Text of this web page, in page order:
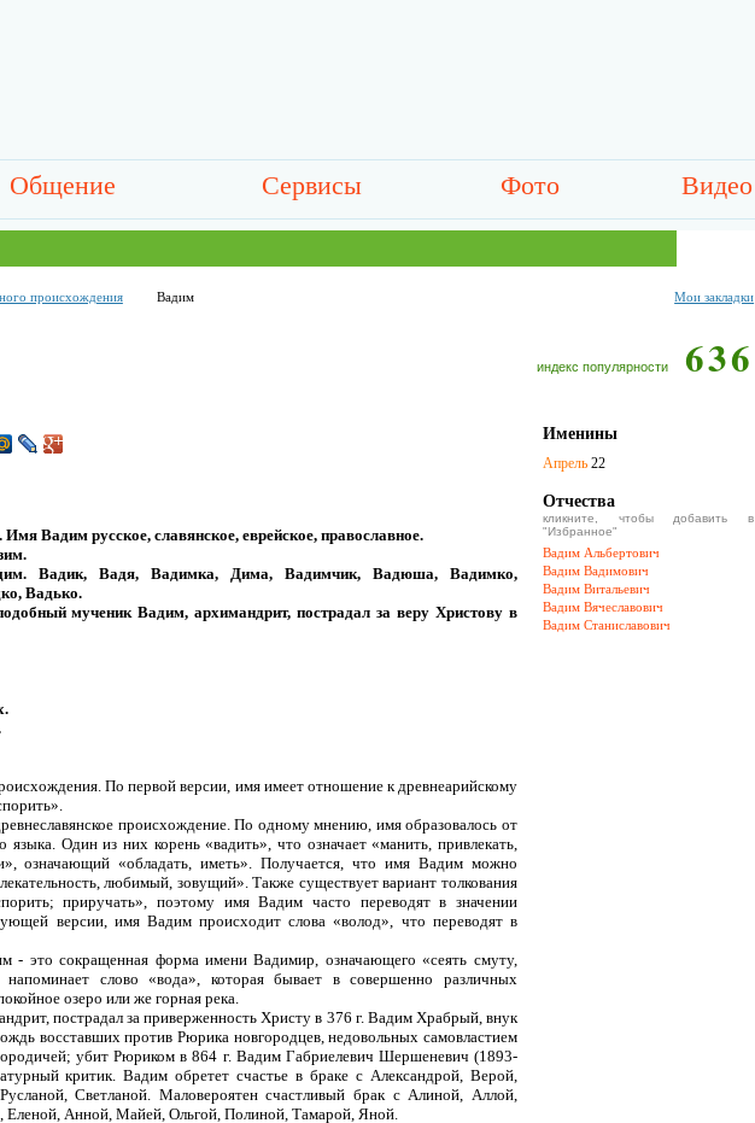
Общение Сервисы Фото Видео
происхождения Вадим Мои закладки
индекс популярности 636
Вадим русское, славянское, еврейское, православное.
Вадик, Вадя, Вадимка, Дима, Вадимчик, Вадюша, Вадимко,
Вадько.
мученик Вадим, архимандрит, пострадал за веру Христову в
По первой версии, имя имеет отношение к древнеарийскому
происхождение. По одному мнению, имя образовалось от
языка. Один из них корень «вадить», что означает «манить, привлекать,
означающий «обладать, иметь». Получается, что имя Вадим можно
любимый, зовущий». Также существует вариант толкования
приручать», поэтому имя Вадим часто переводят в значении
версии, имя Вадим происходит слова «волод», что переводят в
- это сокращенная форма имени Вадимир, означающего «сеять смуту,
слово «вода», которая бывает в совершенно различных
озеро или же горная река.
пострадал за приверженность Христу в 376 г. Вадим Храбрый, внук
восставших против Рюрика новгородцев, недовольных самовластием
убит Рюриком в 864 г. Вадим Габриелевич Шершеневич (1893-
критик. Вадим обретет счастье в браке с Александрой, Верой,
Светланой. Маловероятен счастливый брак с Алиной, Аллой,
Еленой, Анной, Майей, Ольгой, Полиной, Тамарой, Яной.
Именины
Апрель22
Отчества
кликните, чтобы добавить в
"Избранное"
Вадим Альбертович
Вадим Вадимович
Вадим Витальевич
Вадим Вячеславович
Вадим Станиславович